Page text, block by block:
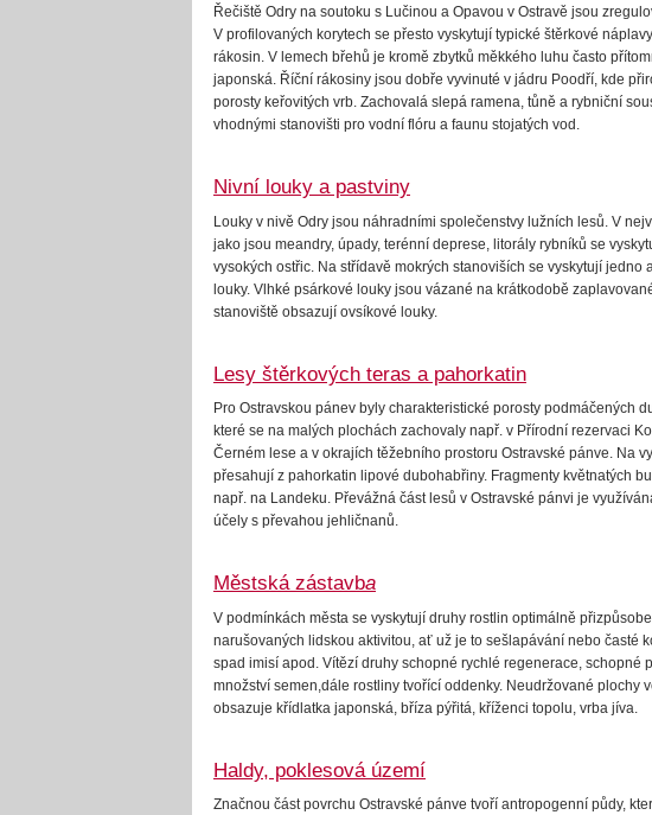
Řečiště Odry na soutoku s Lučinou a Opavou v Ostravě jsou
V profilovaných korytech se přesto vyskytují typické štěrkové
rákosin. V lemech břehů je kromě zbytků měkkého luhu často
japonská. Říční rákosiny jsou dobře vyvinuté v jádru Poodří, kde
porosty keřovitých vrb. Zachovalá slepá ramena, tůně a rybniční
vhodnými stanovišti pro vodní flóru a faunu stojatých vod.
Nivní louky a pastviny
Louky v nivě Odry jsou náhradními společenstvy lužních lesů. V
jako jsou meandry, úpady, terénní deprese, litorály rybníků se
vysokých ostřic. Na střídavě mokrých stanoviších se vyskytují jedno
louky. Vlhké psárkové louky jsou vázané na krátkodobě
stanoviště obsazují ovsíkové louky.
Lesy štěrkových teras a pahorkatin
Pro Ostravskou pánev byly charakteristické porosty podmáčených
které se na malých plochách zachovaly např. v Přírodní rezervaci
Černém lese a v okrajích těžebního prostoru Ostravské pánve. Na
přesahují z pahorkatin lipové dubohabřiny. Fragmenty květnatých
např. na Landeku. Převážná část lesů v Ostravské pánvi je
účely s převahou jehličnanů.
Městská zástavba
V podmínkách města se vyskytují druhy rostlin optimálně
narušovaných lidskou aktivitou, ať už je to sešlapávání nebo časté
spad imisí apod. Vítězí druhy schopné rychlé regenerace, schopné
množství semen,dále rostliny tvořící oddenky. Neudržované plochy
obsazuje křídlatka japonská, bříza pýřitá, kříženci topolu, vrba jíva.
Haldy, poklesová území
Značnou část povrchu Ostravské pánve tvoří antropogenní půdy,